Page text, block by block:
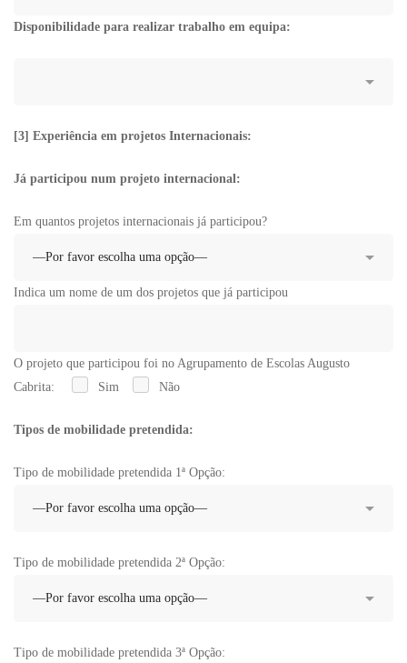
Disponibilidade para realizar trabalho em equipa:
[3] Experiência em projetos Internacionais:
Já participou num projeto internacional:
Em quantos projetos internacionais já participou?
Indica um nome de um dos projetos que já participou
O projeto que participou foi no Agrupamento de Escolas Augusto
Cabrita:
Sim Não
Tipos de mobilidade pretendida:
Tipo de mobilidade pretendida 1ª Opção:
Tipo de mobilidade pretendida 2ª Opção:
Tipo de mobilidade pretendida 3ª Opção: